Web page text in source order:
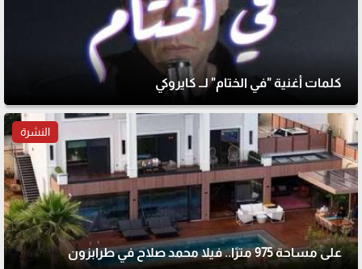
كلمات أغنية "في الختام" لــ كايروكي
النشرة
على مساحة 975 مترًا.. فيلا محمد صلاح في طرابزون